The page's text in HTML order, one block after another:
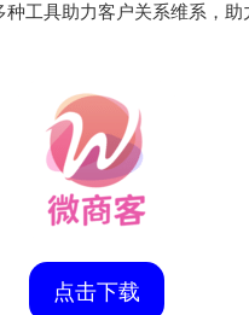
种工具助力客户关系维系，
点击下载